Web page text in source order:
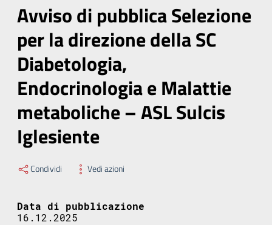
Avviso di pubblica Selezione
per la direzione della SC
Diabetologia,
Endocrinologia e Malattie
metaboliche – ASL Sulcis
Iglesiente
Condividi Vedi azioni
Data di pubblicazione
16.12.2025